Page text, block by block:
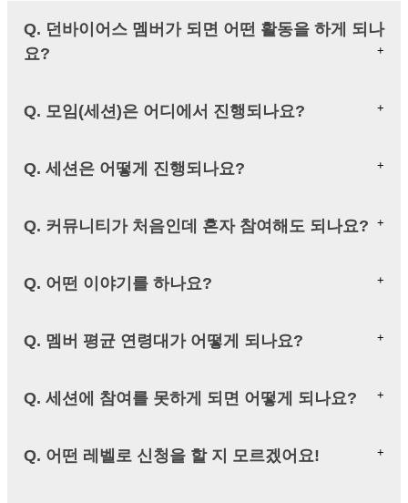
Q. 던바이어스 멤버가 되면 어떤 활동을 하게 되나
요?
Q. 모임(세션)은 어디에서 진행되나요?
Q. 세션은 어떻게 진행되나요?
Q. 커뮤니티가 처음인데 혼자 참여해도 되나요?
Q. 어떤 이야기를 하나요?
Q. 멤버 평균 연령대가 어떻게 되나요?
Q. 세션에 참여를 못하게 되면 어떻게 되나요?
Q. 어떤 레벨로 신청을 할 지 모르겠어요!